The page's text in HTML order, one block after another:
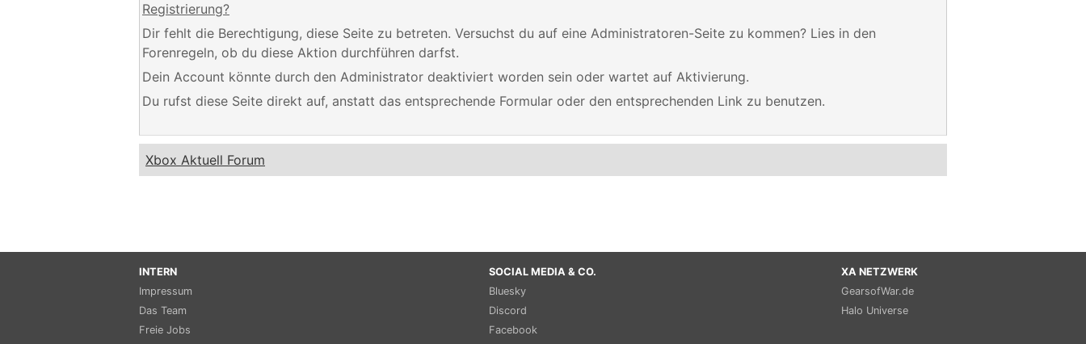
Registrierung?
Dir fehlt die Berechtigung, diese Seite zu betreten. Versuchst du auf eine Administratoren-Seite zu kommen? Lies in den
Forenregeln, ob du diese Aktion durchführen darfst.
Dein Account könnte durch den Administrator deaktiviert worden sein oder wartet auf Aktivierung.
Du rufst diese Seite direkt auf, anstatt das entsprechende Formular oder den entsprechenden Link zu benutzen.
Xbox Aktuell Forum
INTERN
Impressum
Das Team
Freie Jobs
SOCIAL MEDIA & CO.
Bluesky
Discord
Facebook
XA NETZWERK
GearsofWar.de
Halo Universe